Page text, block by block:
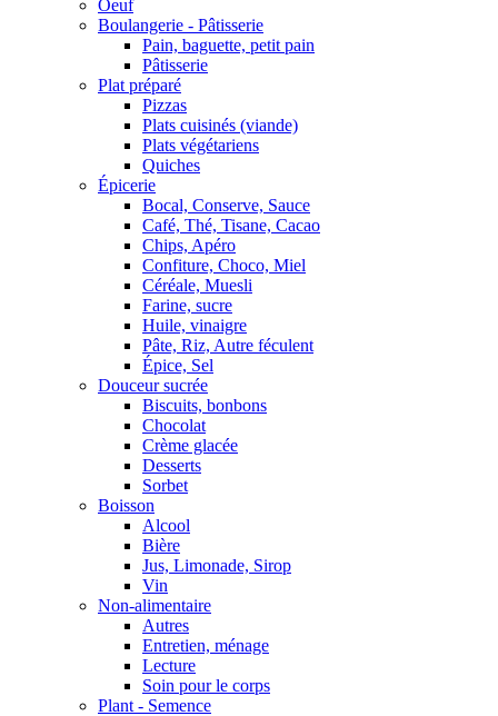
Oeuf
Boulangerie - Pâtisserie
Pain, baguette, petit pain
Pâtisserie
Plat préparé
Pizzas
Plats cuisinés (viande)
Plats végétariens
Quiches
Épicerie
Bocal, Conserve, Sauce
Café, Thé, Tisane, Cacao
Chips, Apéro
Confiture, Choco, Miel
Céréale, Muesli
Farine, sucre
Huile, vinaigre
Pâte, Riz, Autre féculent
Épice, Sel
Douceur sucrée
Biscuits, bonbons
Chocolat
Crème glacée
Desserts
Sorbet
Boisson
Alcool
Bière
Jus, Limonade, Sirop
Vin
Non-alimentaire
Autres
Entretien, ménage
Lecture
Soin pour le corps
Plant - Semence